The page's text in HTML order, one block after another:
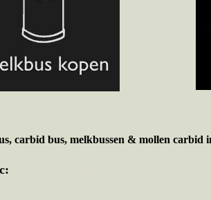
carbid bus, melkbussen & mollen carbid